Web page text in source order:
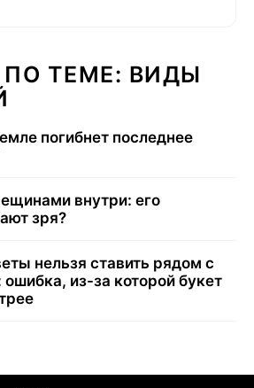
ТЕМЕ: ВИДЫ
погибнет последнее
внутри: его
зря?
нельзя ставить рядом с
из-за которой букет